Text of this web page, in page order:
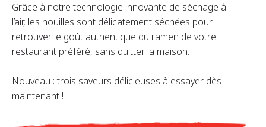
Grâce à notre technologie innovante de séchage à
l’air, les nouilles sont délicatement séchées pour
retrouver le goût authentique du ramen de votre
restaurant préféré, sans quitter la maison.
Nouveau : trois saveurs délicieuses à essayer dès
maintenant !